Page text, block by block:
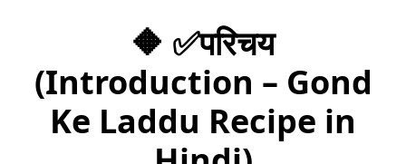
🔶 ✅परिचय
(Introduction – Gond
Ke Laddu Recipe in